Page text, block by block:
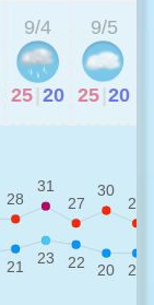
9/4
25 20
9/5
25 20